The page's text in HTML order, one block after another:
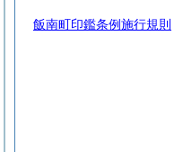
飯南町印鑑条例施行規則